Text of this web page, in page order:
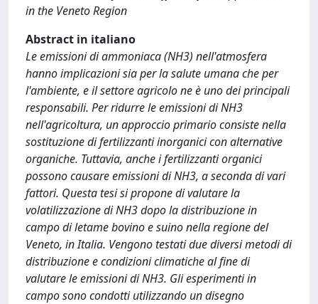
in the Veneto Region
Abstract in italiano
Le emissioni di ammoniaca (NH3) nell'atmosfera
hanno implicazioni sia per la salute umana che per
l'ambiente, e il settore agricolo ne è uno dei principali
responsabili. Per ridurre le emissioni di NH3
nell'agricoltura, un approccio primario consiste nella
sostituzione di fertilizzanti inorganici con alternative
organiche. Tuttavia, anche i fertilizzanti organici
possono causare emissioni di NH3, a seconda di vari
fattori. Questa tesi si propone di valutare la
volatilizzazione di NH3 dopo la distribuzione in
campo di letame bovino e suino nella regione del
Veneto, in Italia. Vengono testati due diversi metodi di
distribuzione e condizioni climatiche al fine di
valutare le emissioni di NH3. Gli esperimenti in
campo sono condotti utilizzando un disegno